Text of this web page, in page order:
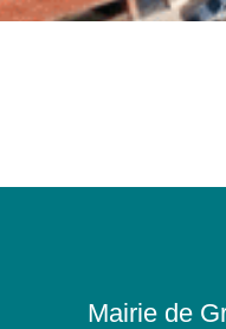
Mairie de